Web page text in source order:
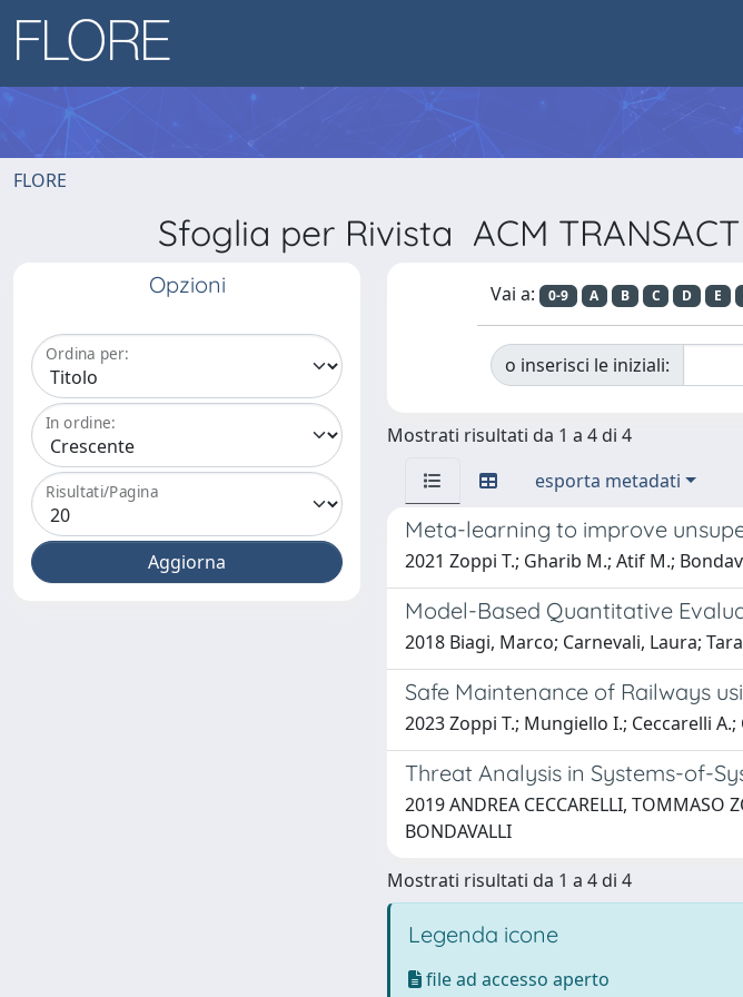
FLORE
Sfoglia per Rivista ACM
Opzioni
Ordina per:
In ordine:
Risultati/Pagina
Vai a: 0-9 A B C D E
o inserisci le iniziali:
Mostrati risultati da 1 a 4 di 4
esporta metadati
Meta-learning to improve
2021 Zoppi T.; Gharib M.; Atif M.;
Model-Based Quantitative
2018 Biagi, Marco; Carnevali, Laura;
Safe Maintenance of Railways
2023 Zoppi T.; Mungiello I.; Ceccarelli
Threat Analysis in Systems-of-
2019 ANDREA CECCARELLI, TOMMASO
BONDAVALLI
Mostrati risultati da 1 a 4 di 4
Legenda icone
file ad accesso aperto